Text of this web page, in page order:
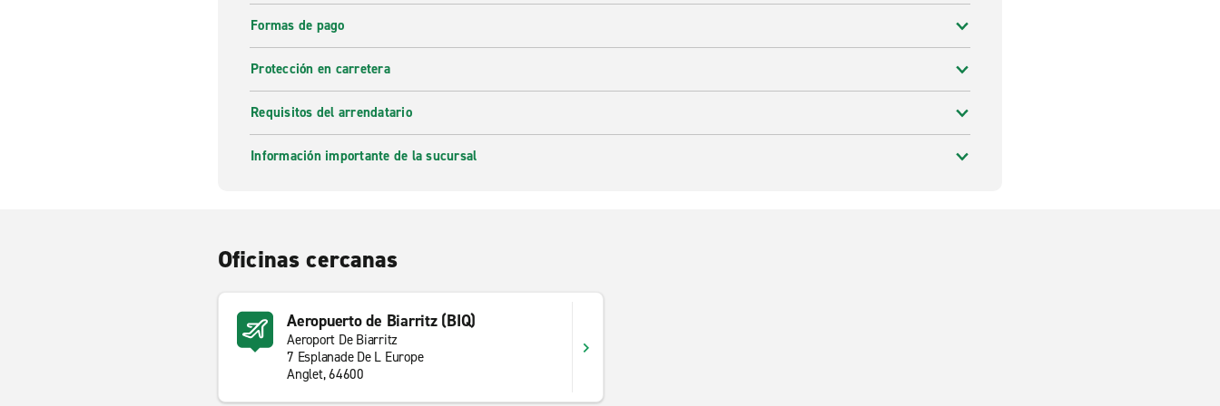
Formas de pago
Protección en carretera
Requisitos del arrendatario
Información importante de la sucursal
Oficinas cercanas
Aeropuerto de Biarritz (BIQ)
Aeroport De Biarritz
7 Esplanade De L Europe
Anglet, 64600